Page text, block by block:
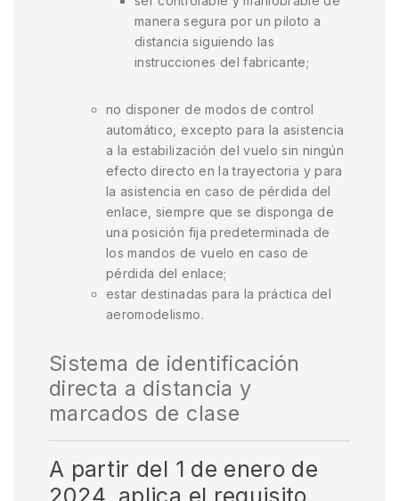
manera segura por un piloto a
distancia siguiendo las
instrucciones del fabricante;
no disponer de modos de control
automático, excepto para la asistencia
a la estabilización del vuelo sin ningún
efecto directo en la trayectoria y para
la asistencia en caso de pérdida del
enlace, siempre que se disponga de
una posición fija predeterminada de
los mandos de vuelo en caso de
pérdida del enlace;
estar destinadas para la práctica del
aeromodelismo.
Sistema de identificación
directa a distancia y
marcados de clase
A partir del 1 de enero de
2024, aplica el requisito